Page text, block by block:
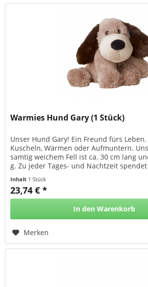
Warmies Hund Gary (1 Stück)
Unser Hund Gary! Ein Freund fürs
Kuscheln, Wärmen oder Aufmuntern.
samtig weichem Fell ist ca. 30 cm lang
g. Zu jeder Tages- und Nachtzeit
Inhalt 1 Stück
23,74 € *
In den Warenkorb
Merken